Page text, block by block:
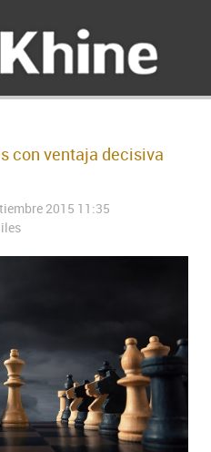
con ventaja decisiva
2015 11:35